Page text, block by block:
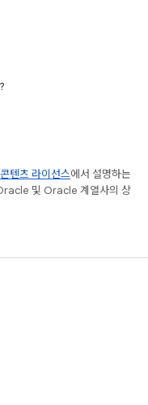
콘텐츠 라이선스에서 설명하는
및 Oracle 계열사의 상